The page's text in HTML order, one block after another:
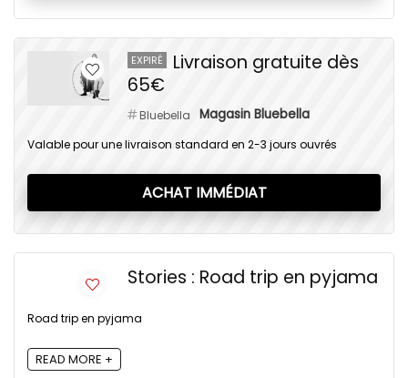
EXPIRÉ
Livraison gratuite dès
65€
Bluebella Magasin Bluebella
Valable pour une livraison standard en 2-3 jours ouvrés
ACHAT IMMÉDIAT
Stories : Road trip en pyjama
Road trip en pyjama
READ MORE +